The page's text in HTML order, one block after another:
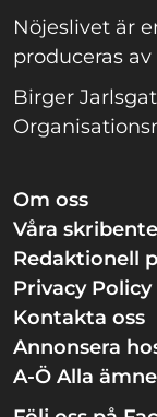
Nöjeslivet är
produceras av
Birger
Om oss
Våra
Redaktionell
Privacy Policy
Kontakta oss
Annonsera
A-Ö Alla